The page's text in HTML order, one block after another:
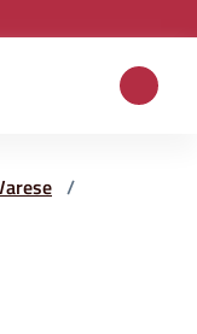
/